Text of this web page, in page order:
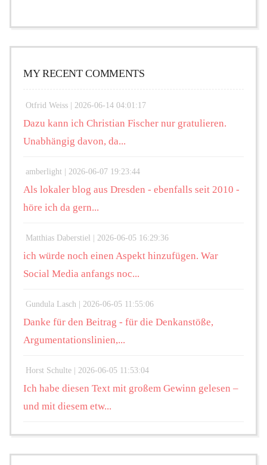
MY RECENT COMMENTS
Otfrid Weiss | 2026-06-14 04:01:17
Dazu kann ich Christian Fischer nur gratulieren.
Unabhängig davon, da...
amberlight | 2026-06-07 19:23:44
Als lokaler blog aus Dresden - ebenfalls seit 2010 -
höre ich da gern...
Matthias Daberstiel | 2026-06-05 16:29:36
ich würde noch einen Aspekt hinzufügen. War
Social Media anfangs noc...
Gundula Lasch | 2026-06-05 11:55:06
Danke für den Beitrag - für die Denkanstöße,
Argumentationslinien,...
Horst Schulte | 2026-06-05 11:53:04
Ich habe diesen Text mit großem Gewinn gelesen –
und mit diesem etw...